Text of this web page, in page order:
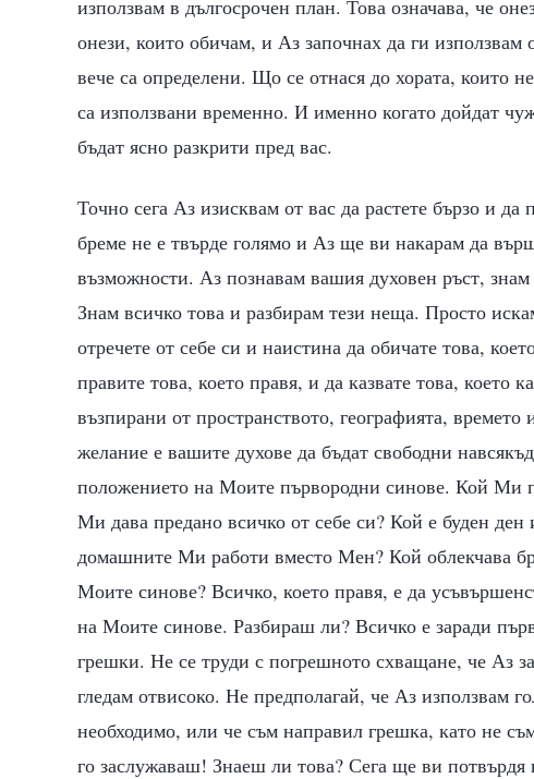
използвам в дългосрочен план. Това означава, че
онези, които обичам, и Аз започнах да ги
вече са определени. Що се отнася до хората, които
са използвани временно. И именно когато дойдат
бъдат ясно разкрити пред вас.
Точно сега Аз изисквам от вас да растете бързо и
бреме не е твърде голямо и Аз ще ви накарам да
възможности. Аз познавам вашия духовен ръст,
Знам всичко това и разбирам тези неща. Просто
отречете от себе си и наистина да обичате това,
правите това, което правя, и да казвате това, което
възпирани от пространството, географията,
желание е вашите духове да бъдат свободни
положението на Моите първородни синове. Кой Ми
Ми дава предано всичко от себе си? Кой е буден
домашните Ми работи вместо Мен? Кой облекчава
Моите синове? Всичко, което правя, е да
на Моите синове. Разбираш ли? Всичко е заради
грешки. Не се труди с погрешното схващане, че Аз
гледам отвисоко. Не предполагай, че Аз използвам
необходимо, или че съм направил грешка, като не
го заслужаваш! Знаеш ли това? Сега ще ви